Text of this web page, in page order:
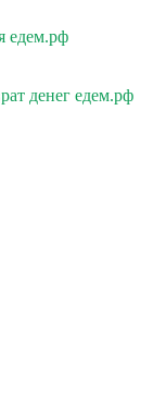
едем.рф
денег едем.рф